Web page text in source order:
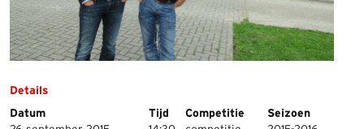
Details
Datum
Tijd Competitie
Seizoen